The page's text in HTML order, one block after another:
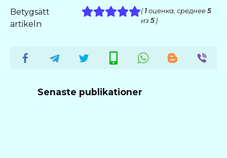
Betygsätt
artikeln
( 1оценка, среднее 5
из 5)
Senaste publikationer